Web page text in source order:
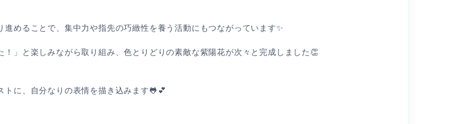
めることで、集中力や指先の巧緻性を養う活動にもつながっています✨
！」と楽しみながら取り組み、色とりどりの素敵な紫陽花が次々と完成しました👏
に、自分なりの表情を描き込みます🐸💕